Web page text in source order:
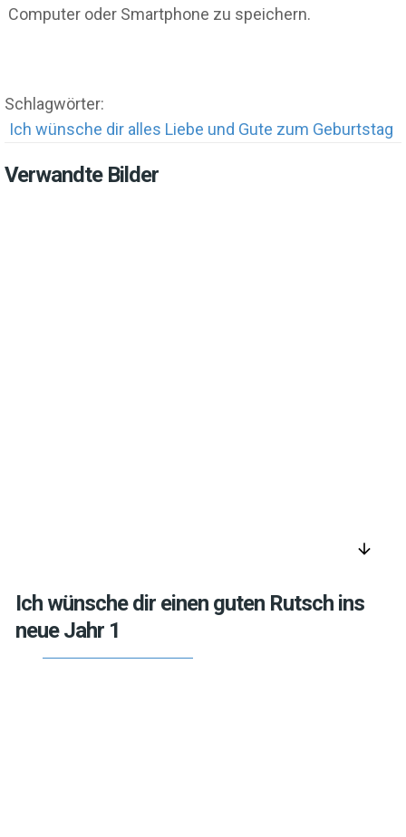
Computer oder Smartphone zu speichern.
Schlagwörter:
Ich wünsche dir alles Liebe und Gute zum Geburtstag
Verwandte Bilder
arrow_downward
Ich wünsche dir einen guten Rutsch ins
neue Jahr 1